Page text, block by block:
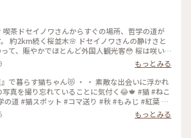
喫茶ドセイノワさんからすぐの場所、哲学の道が
約2km続く桜並木🌸 ドセイノワさんの静けさと
て、賑やかでほとんど外国人観光客😳 桜は咲い
国を旅行しているような気分になります☺️ 途中
りながら、気持ちのいいお散歩になりました🌸 #
桜 #お花見 #京都 #春色さがし #電車旅
もっとみる
』で暮らす猫ちゃん😻 ・ ・ 素敵な出会いに浮かれ
を撮り忘れていることに気付く😂🍁 #猫 #ねこ
の道 #猫スポット #コマ送り #秋 #もみじ #紅葉 #
都散策 #京都 #左京区 #岡崎エリア #kyoto #こと
私のことりっぷ旅 #カフー
もっとみる